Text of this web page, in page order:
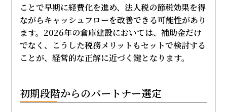
ことで早期に経費化を進め、法人税の節税効果を得
ながらキャッシュフローを改善できる可能性があり
ます。2026年の倉庫建設においては、補助金だけ
でなく、こうした税務メリットもセットで検討する
ことが、経営的な正解に近づく鍵となります。
初期段階からのパートナー選定